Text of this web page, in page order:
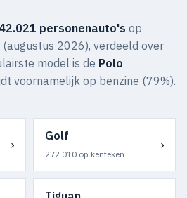
personenauto's op
2026), verdeeld over
model is de Polo
voornamelijk op benzine (79%).
›
Golf
272.010 op kenteken
›